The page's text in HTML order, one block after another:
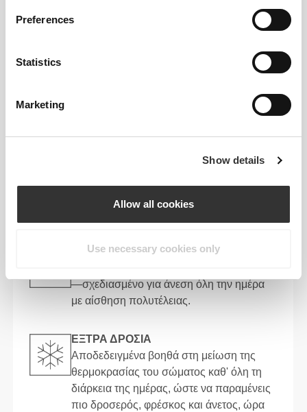
Preferences
Statistics
Marketing
Show details
Allow all cookies
Use necessary cookies only
Μείνε φρέσκος για περισσότερο με την
καταπολέμησης οσμών που λειτουργεί με
Η ενσωματωμένη προστασία UPF 50+
ΒΕΛΟΎΔΙΝΑ ΑΠΑΛΆ
—σχεδιασμένο για άνεση όλη την ημέρα
με αίσθηση πολυτέλειας.
ΕΞΤΡΑ ΔΡΟΣΙΑ
Αποδεδειγμένα βοηθά στη μείωση της
θερμοκρασίας του σώματος καθ' όλη τη
διάρκεια της ημέρας, ώστε να παραμένεις
πιο δροσερός, φρέσκος και άνετος, ώρα